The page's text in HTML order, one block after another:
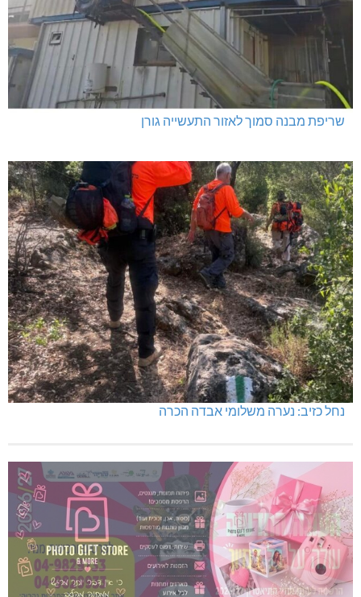
שריפת מבנה סמוך לאזור התעשייה גורן
נחל כזיב: נערה משלומי אבדה הכרה